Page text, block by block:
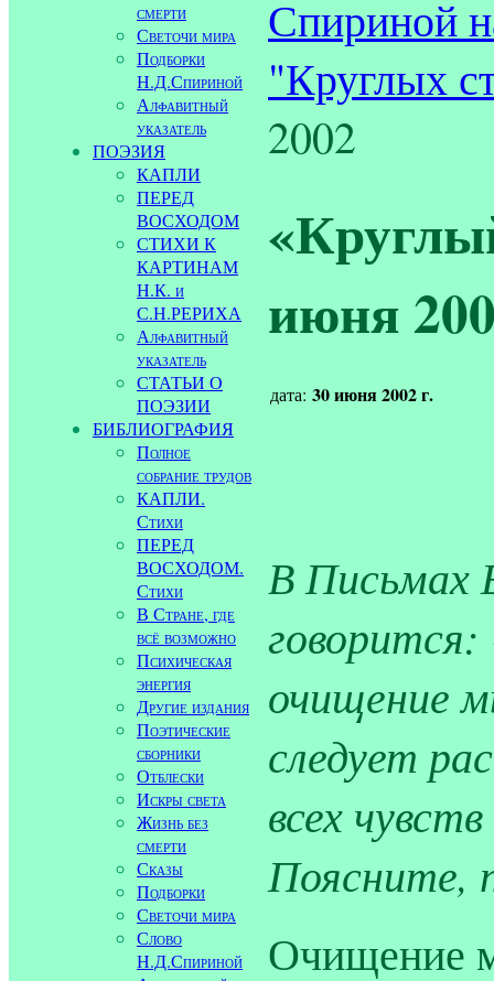
смерти
Светочи мира
Подборки
Н.Д.Спириной
Алфавитный
указатель
ПОЭЗИЯ
КАПЛИ
ПЕРЕД
ВОСХОДОМ
СТИХИ К
КАРТИНАМ
Н.К. и
С.Н.РЕРИХА
Алфавитный
указатель
СТАТЬИ О
ПОЭЗИИ
БИБЛИОГРАФИЯ
Полное
собрание трудов
КАПЛИ.
Стихи
ПЕРЕД
ВОСХОДОМ.
Стихи
В Стране, где
всё возможно
Психическая
энергия
Другие издания
Поэтические
сборники
Отблески
Искры света
Жизнь без
смерти
Сказы
Подборки
Светочи мира
Слово
Н.Д.Спириной
Спириной
"Круглых
2002
июня
дата: 30 июня 2002 г.
В Письмах
очищение
следует
всех
Поясните,
Очищение